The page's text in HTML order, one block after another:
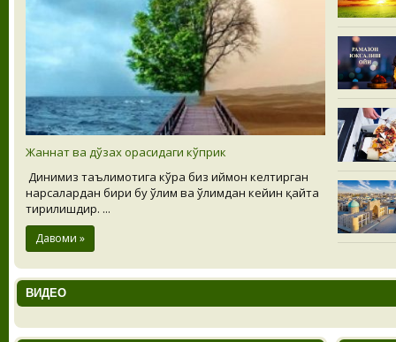
Жаннат ва дўзах орасидаги кўприк
Динимиз таълимотига кўра биз иймон келтирган
нарсалардан бири бу ўлим ва ўлимдан кейин қайта
тирилишдир. ...
Давоми »
ВИДЕО